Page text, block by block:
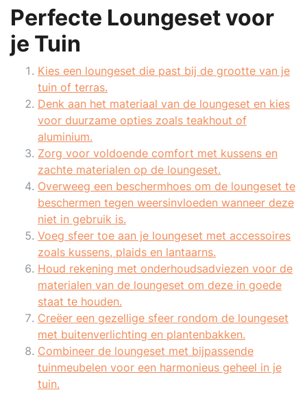
Perfecte Loungeset voor
je Tuin
Kies een loungeset die past bij de grootte van je
tuin of terras.
Denk aan het materiaal van de loungeset en kies
voor duurzame opties zoals teakhout of
aluminium.
Zorg voor voldoende comfort met kussens en
zachte materialen op de loungeset.
Overweeg een beschermhoes om de loungeset te
beschermen tegen weersinvloeden wanneer deze
niet in gebruik is.
Voeg sfeer toe aan je loungeset met accessoires
zoals kussens, plaids en lantaarns.
Houd rekening met onderhoudsadviezen voor de
materialen van de loungeset om deze in goede
staat te houden.
Creëer een gezellige sfeer rondom de loungeset
met buitenverlichting en plantenbakken.
Combineer de loungeset met bijpassende
tuinmeubelen voor een harmonieus geheel in je
tuin.